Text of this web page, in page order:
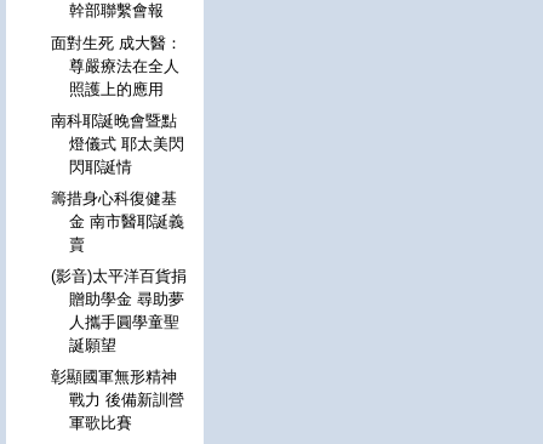
幹部聯繫會報
面對生死 成大醫：
尊嚴療法在全人
照護上的應用
南科耶誕晚會暨點
燈儀式 耶太美閃
閃耶誕情
籌措身心科復健基
金 南市醫耶誕義
賣
(影音)太平洋百貨捐
贈助學金 尋助夢
人攜手圓學童聖
誕願望
彰顯國軍無形精神
戰力 後備新訓營
軍歌比賽